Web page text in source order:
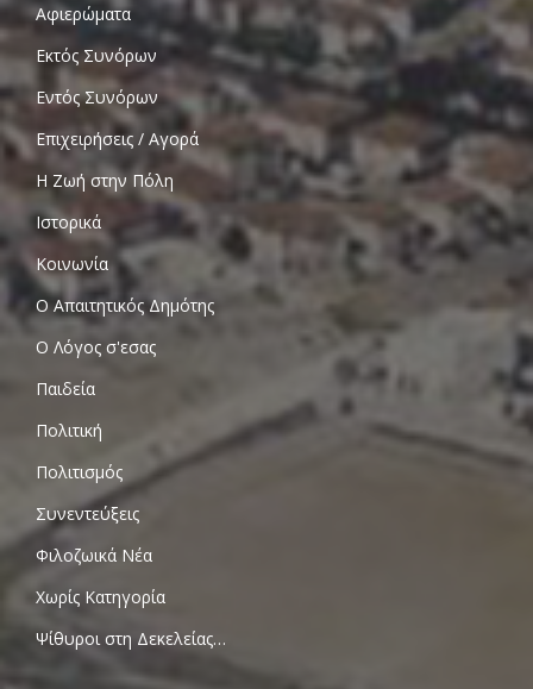
Αφιερώματα
Εκτός Συνόρων
Εντός Συνόρων
Επιχειρήσεις / Αγορά
Η Ζωή στην Πόλη
Ιστορικά
Κοινωνία
Ο Απαιτητικός Δημότης
Ο Λόγος σ'εσας
Παιδεία
Πολιτική
Πολιτισμός
Συνεντεύξεις
Φιλοζωικά Νέα
Χωρίς Κατηγορία
Ψίθυροι στη Δεκελείας…